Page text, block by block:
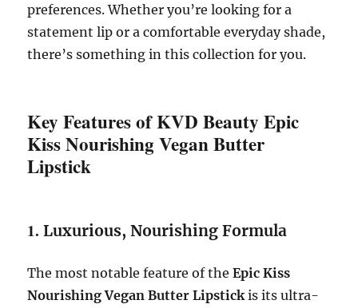
preferences. Whether you’re looking for a
statement lip or a comfortable everyday shade,
there’s something in this collection for you.
Key Features of KVD Beauty Epic
Kiss Nourishing Vegan Butter
Lipstick
1.Luxurious, Nourishing Formula
The most notable feature of theEpic Kiss
Nourishing Vegan Butter Lipstick is its ultra-